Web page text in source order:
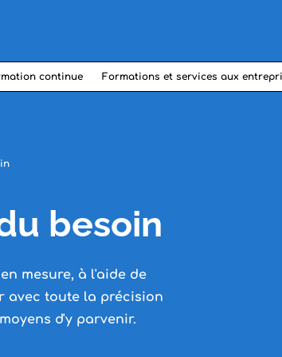
continue Formations et services aux
besoin
mesure, à l'aide de
avec toute la précision
d'y parvenir.